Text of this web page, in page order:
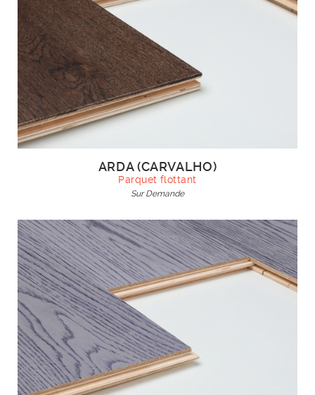
ARDA (CARVALHO)
Parquet flottant
Sur Demande